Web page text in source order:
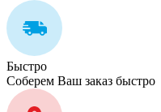
Быстро
Соберем Ваш заказ быстро